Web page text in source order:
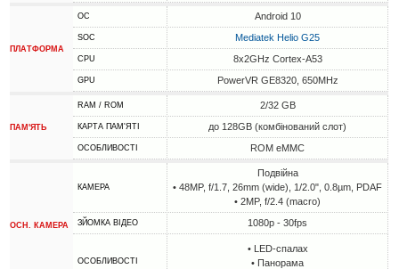
ПЛАТФОРМА
ОС Android 10
SOC Mediatek Helio G25
CPU 8x2GHz Cortex-A53
GPU PowerVR GE8320, 650MHz
ПАМ'ЯТЬ
RAM / ROM 2/32 GB
КАРТА ПАМ'ЯТІ до 128GB (комбінований слот)
ОСОБЛИВОСТІ ROM eMMC
ОСН. КАМЕРА
КАМЕРА
Подвійна
• 48MP, f/1.7, 26mm (wide), 1/2.0", 0.8µm, PDAF
• 2MP, f/2.4 (macro)
ЗЙОМКА ВІДЕО 1080p - 30fps
ОСОБЛИВОСТІ
• LED-спалах
• Панорама